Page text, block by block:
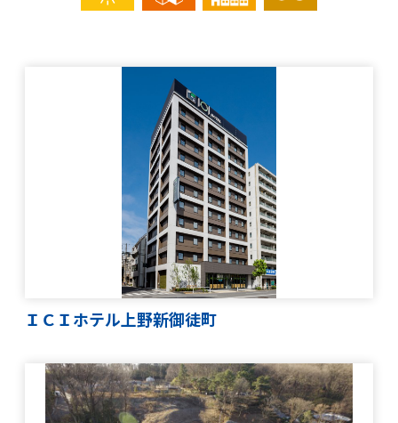
ＩＣＩホテル上野新御徒町